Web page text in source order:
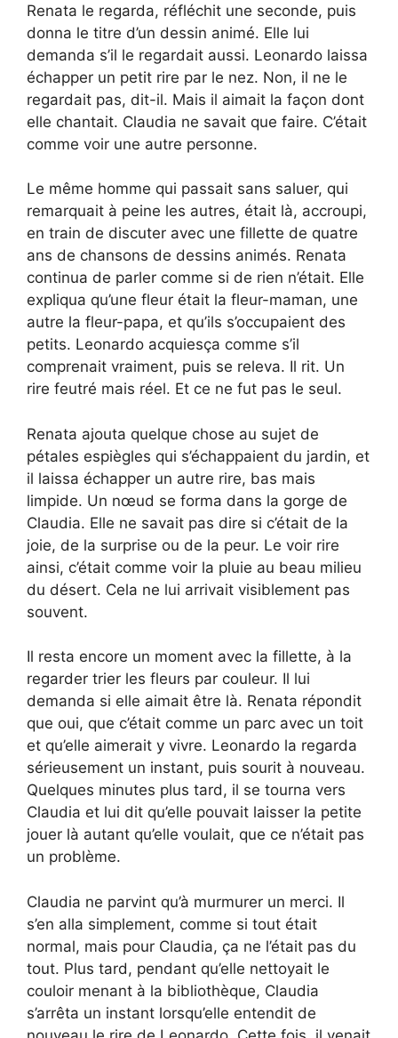
Renata le regarda, réfléchit une seconde, puis
donna le titre d’un dessin animé. Elle lui
demanda s’il le regardait aussi. Leonardo laissa
échapper un petit rire par le nez. Non, il ne le
regardait pas, dit-il. Mais il aimait la façon dont
elle chantait. Claudia ne savait que faire. C’était
comme voir une autre personne.
Le même homme qui passait sans saluer, qui
remarquait à peine les autres, était là, accroupi,
en train de discuter avec une fillette de quatre
ans de chansons de dessins animés. Renata
continua de parler comme si de rien n’était. Elle
expliqua qu’une fleur était la fleur-maman, une
autre la fleur-papa, et qu’ils s’occupaient des
petits. Leonardo acquiesça comme s’il
comprenait vraiment, puis se releva. Il rit. Un
rire feutré mais réel. Et ce ne fut pas le seul.
Renata ajouta quelque chose au sujet de
pétales espiègles qui s’échappaient du jardin, et
il laissa échapper un autre rire, bas mais
limpide. Un nœud se forma dans la gorge de
Claudia. Elle ne savait pas dire si c’était de la
joie, de la surprise ou de la peur. Le voir rire
ainsi, c’était comme voir la pluie au beau milieu
du désert. Cela ne lui arrivait visiblement pas
souvent.
Il resta encore un moment avec la fillette, à la
regarder trier les fleurs par couleur. Il lui
demanda si elle aimait être là. Renata répondit
que oui, que c’était comme un parc avec un toit
et qu’elle aimerait y vivre. Leonardo la regarda
sérieusement un instant, puis sourit à nouveau.
Quelques minutes plus tard, il se tourna vers
Claudia et lui dit qu’elle pouvait laisser la petite
jouer là autant qu’elle voulait, que ce n’était pas
un problème.
Claudia ne parvint qu’à murmurer un merci. Il
s’en alla simplement, comme si tout était
normal, mais pour Claudia, ça ne l’était pas du
tout. Plus tard, pendant qu’elle nettoyait le
couloir menant à la bibliothèque, Claudia
s’arrêta un instant lorsqu’elle entendit de